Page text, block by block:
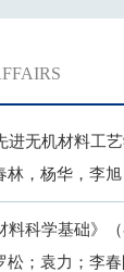
进无机材料工
林，杨华，李
料科学基础》
松；袁力；李